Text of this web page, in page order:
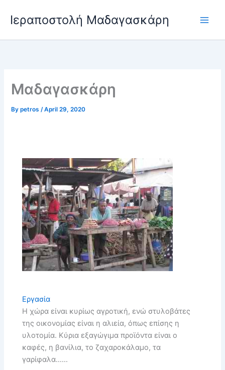
content
Ιεραποστολή Μαδαγασκάρη
Μαδαγασκάρη
Bypetros/April 29, 2020
Εργασία
Η χώρα είναι κυρίως αγροτική, ενώ στυλοβάτες
της οικονομίας είναι η αλιεία, όπως επίσης η
υλοτομία. Κύρια εξαγώγιμα προϊόντα είναι ο
καφές, η βανίλια, το ζαχαροκάλαμο, τα
γαρίφαλα……